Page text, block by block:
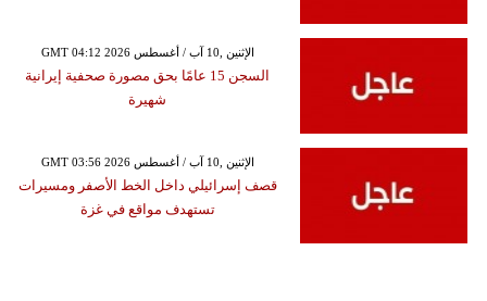
GMT 04:12 2026 الإثنين ,10 آب / أغسطس
السجن 15 عامًا بحق مصورة صحفية إيرانية
شهيرة
GMT 03:56 2026 الإثنين ,10 آب / أغسطس
قصف إسرائيلي داخل الخط الأصفر ومسيرات
تستهدف مواقع في غزة